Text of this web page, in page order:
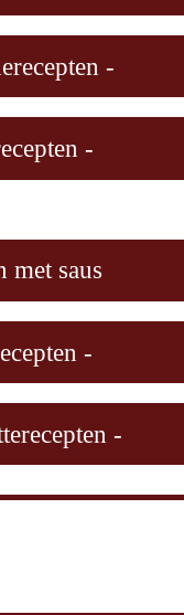
-
-
met saus
-
-